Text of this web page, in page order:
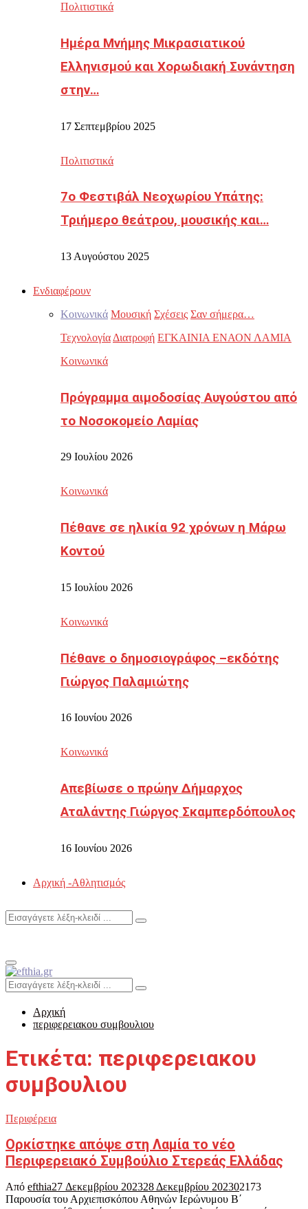
Πολιτιστικά
Ημέρα Μνήμης Μικρασιατικού
Ελληνισμού και Χορωδιακή Συνάντηση
στην…
17 Σεπτεμβρίου 2025
Πολιτιστικά
7ο Φεστιβάλ Νεοχωρίου Υπάτης:
Τριήμερο θεάτρου, μουσικής και…
13 Αυγούστου 2025
Ενδιαφέρουν
Κοινωνικά Μουσική Σχέσεις Σαν σήμερα…
Τεχνολογία Διατροφή ΕΓΚΑΙΝΙΑ ΕΝΑΟΝ ΛΑΜΙΑ
Κοινωνικά
Πρόγραμμα αιμοδοσίας Αυγούστου από
το Νοσοκομείο Λαμίας
29 Ιουλίου 2026
Κοινωνικά
Πέθανε σε ηλικία 92 χρόνων η Μάρω
Κοντού
15 Ιουλίου 2026
Κοινωνικά
Πέθανε ο δημοσιογράφος –εκδότης
Γιώργος Παλαμιώτης
16 Ιουνίου 2026
Κοινωνικά
Απεβίωσε ο πρώην Δήμαρχος
Αταλάντης Γιώργος Σκαμπερδόπουλος
16 Ιουνίου 2026
Αρχική -Αθλητισμός
Search
Search
Primary
Menu
Search
for:
Search
Αρχική
περιφερειακου συμβουλιου
Ετικέτα: περιφερειακου
συμβουλιου
Περιφέρεια
Ορκίστηκε απόψε στη Λαμία το νέο
Περιφερειακό Συμβούλιο Στερεάς Ελλάδας
Από efthia27 Δεκεμβρίου 202328 Δεκεμβρίου 202302173
Παρουσία του Αρχιεπισκόπου Αθηνών Ιερώνυμου Β΄